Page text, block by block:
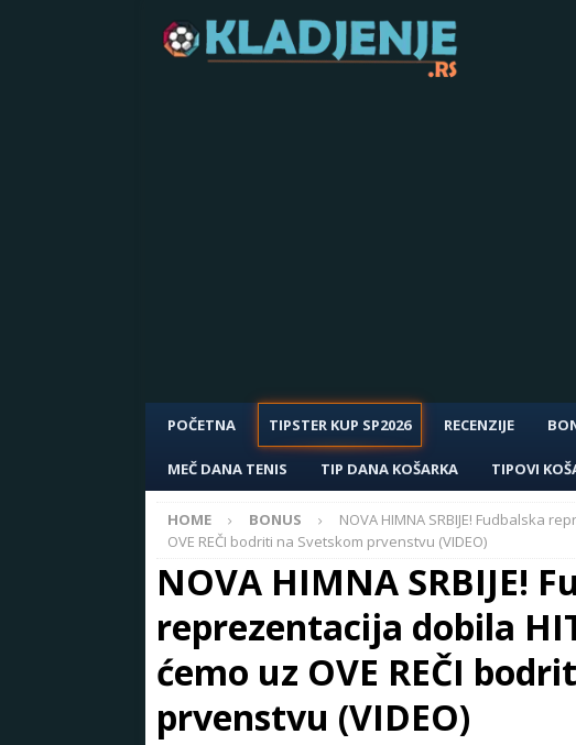
POČETNA TIPSTER KUP SP2026 RECENZIJE
MEČ DANA TENIS TIP DANA KOŠARKA TIPOVI
HOME BONUS
NOVA HIMNA SRBIJE! Fudbalska
OVE REČI bodriti na Svetskom prvenstvu (VIDEO)
NOVA HIMNA SRBIJE!
reprezentacija dobila
ćemo uz OVE REČI
prvenstvu (VIDEO)